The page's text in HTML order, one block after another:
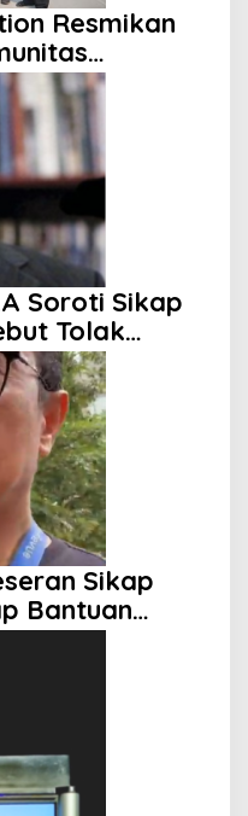
Resmikan
Soroti Sikap
Tolak
Berani
Sikap
Bantuan
Terlihat